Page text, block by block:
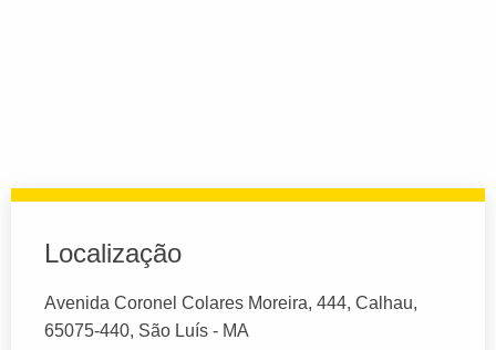
Localização
Avenida Coronel Colares Moreira, 444, Calhau,
65075-440, São Luís - MA